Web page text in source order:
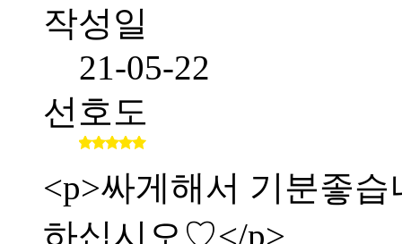
작성일
21-05-22
선호도
<p>싸게해서 기분좋습
하십시오♡</p>